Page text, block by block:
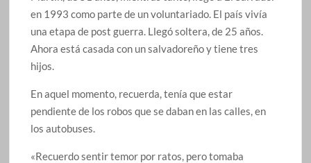
en 1993 como parte de un voluntariado. El país vivía
una etapa de post guerra. Llegó soltera, de 25 años.
Ahora está casada con un salvadoreño y tiene tres
hijos.
En aquel momento, recuerda, tenía que estar
pendiente de los robos que se daban en las calles, en
los autobuses.
«Recuerdo sentir temor por ratos, pero tomaba